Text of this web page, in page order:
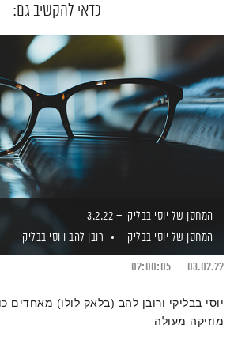
כדאי להקשיב גם:
המחסן של יוסי בבליקי – 3.2.22
המחסן של יוסי בבליקי
רובן להב ויוסי בבליקי
03.02.22
02:00:05
יוסי בבליקי ורובן להב (בלאק לולו) מאחדים
מוזיקה מעולה